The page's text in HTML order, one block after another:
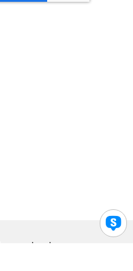
Legal